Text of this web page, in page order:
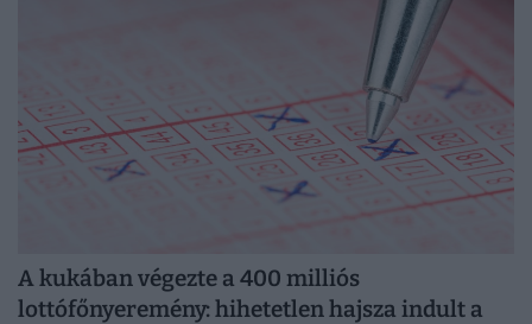
A kukában végezte a 400 milliós
lottófőnyeremény: hihetetlen hajsza indult a